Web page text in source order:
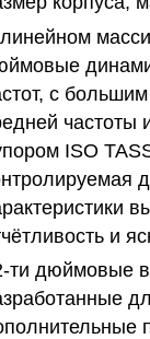
с
частоты
ISO
и
ти дюймовые